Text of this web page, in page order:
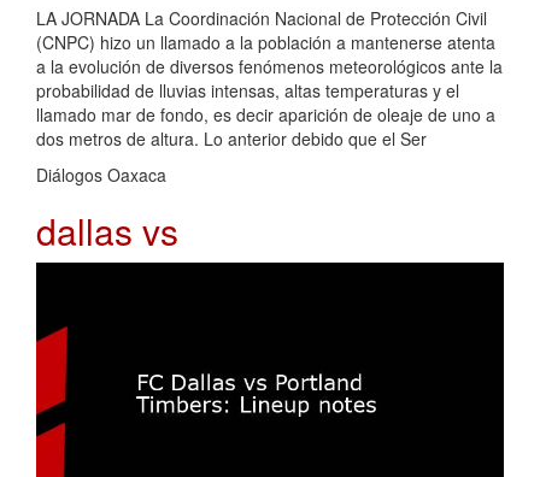
LA JORNADA La Coordinación Nacional de Protección Civil
(CNPC) hizo un llamado a la población a mantenerse atenta
a la evolución de diversos fenómenos meteorológicos ante la
probabilidad de lluvias intensas, altas temperaturas y el
llamado mar de fondo, es decir aparición de oleaje de uno a
dos metros de altura. Lo anterior debido que el Ser
Diálogos Oaxaca
dallas vs